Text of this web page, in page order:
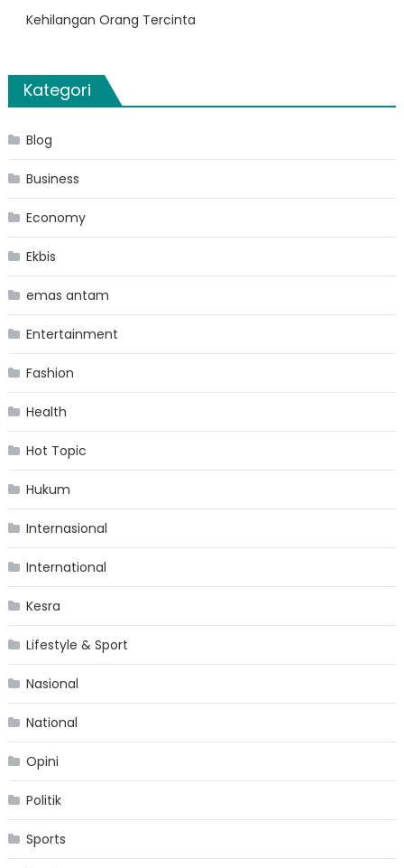
Kehilangan Orang Tercinta
Kategori
Blog
Business
Economy
Ekbis
emas antam
Entertainment
Fashion
Health
Hot Topic
Hukum
Internasional
International
Kesra
Lifestyle & Sport
Nasional
National
Opini
Politik
Sports